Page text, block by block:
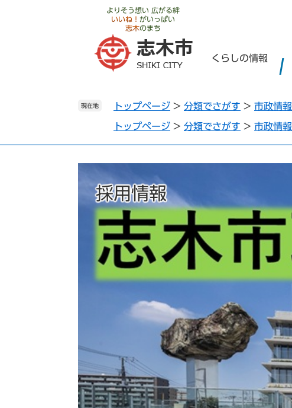
よりそう想い 広がる絆
いいね！ がいっぱい
志木のまち
くらしの情報
現在地 トップページ > 分類でさがす > 市政情報
トップページ > 分類でさがす > 市政情報
採用情報